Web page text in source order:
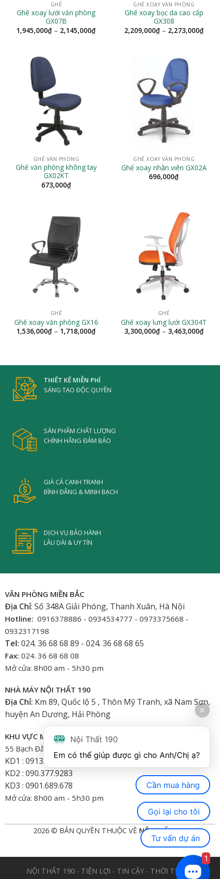
GHẾ
Ghế xoay lưới văn phòng
GX07B
1,945,000₫ – 2,145,000₫Khoảng
GHẾ XOAY VĂN PHÒNG
Ghế xoay bọc da cao cấp
GX308
2,209,000₫ – 2,273,000₫
giá:
GHẾ VĂN PHÒNG
Ghế văn phòng không tay
GX02KT
673,000₫
GHẾ XOAY VĂN PHÒNG
Ghế xoay nhân viên GX02A
696,000₫
GHẾ
Ghế xoay văn phòng GX16
1,536,000₫ – 1,718,000₫Khoảng
GHẾ
Ghế xoay lưng lưới GX304T
3,300,000₫ – 3,463,000₫
giá:
THIẾT KẾ MIỄN PHÍ
SÁNG TẠO ĐỘC QUYỀN
SẢN PHẨM CHẤT LƯỢNG
CHÍNH HÃNG ĐẢM BẢO
GIÁ CẢ CẠNH TRANH
BÌNH ĐẲNG & MINH BẠCH
DỊCH VỤ BẢO HÀNH
LÂU DÀI & UY TÍN
VĂN PHÒNG MIỀN BẮC
Địa Chỉ: Số 348A Giải Phóng, Thanh Xuân, Hà Nội
Hotline: 0916378886 - 0934534777 - 0973375668 -
0932317198
Tel: 024. 36 68 68 89 - 024. 36 68 68 65
Fax: 024. 36 68 68 08
Mở cửa: 8h00 am - 5h30 pm
NHÀ MÁY NỘI THẤT 190
Địa Chỉ: Km 89, Quốc lộ 5 , Thôn Mỹ Tranh, xã Nam Sơn,
huyện An Dương, Hải Phòng
KHU VỰC MIỀN NAM
55 Bạch Đằng, Phường 15, Bình Thạnh-HCM
KD1 : 0913.922.926
KD2 : 090.377.9283
KD3 : 0901.689.678
Mở cửa: 8h00 am - 5h30 pm
2026 © BẢN QUYỀN THUỘC VỀ NỘI THẤT 190
NỘI THẤT 190 - TIỆN LỢI - TIN CẬY - THỜI TRANG
Nội Thất 190
Cần mua hàng
Gọi lại cho tôi
Tư vấn dự án
1